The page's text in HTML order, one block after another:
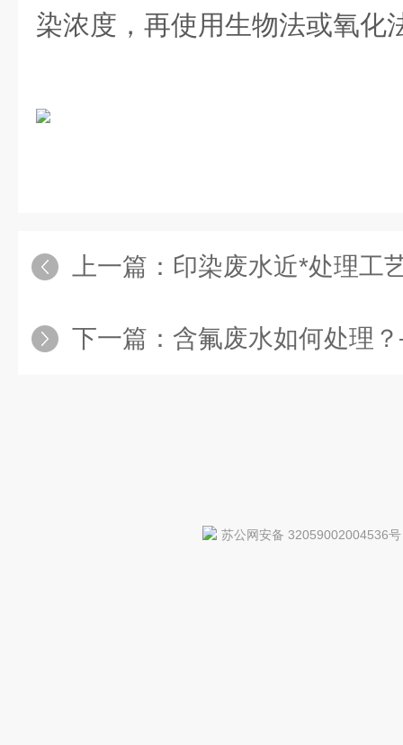
染浓度，再使用生物法或氧化
上一篇： 印染废水近*处理工
下一篇： 含氟废水如何处理
苏公网安备 32059002004536号